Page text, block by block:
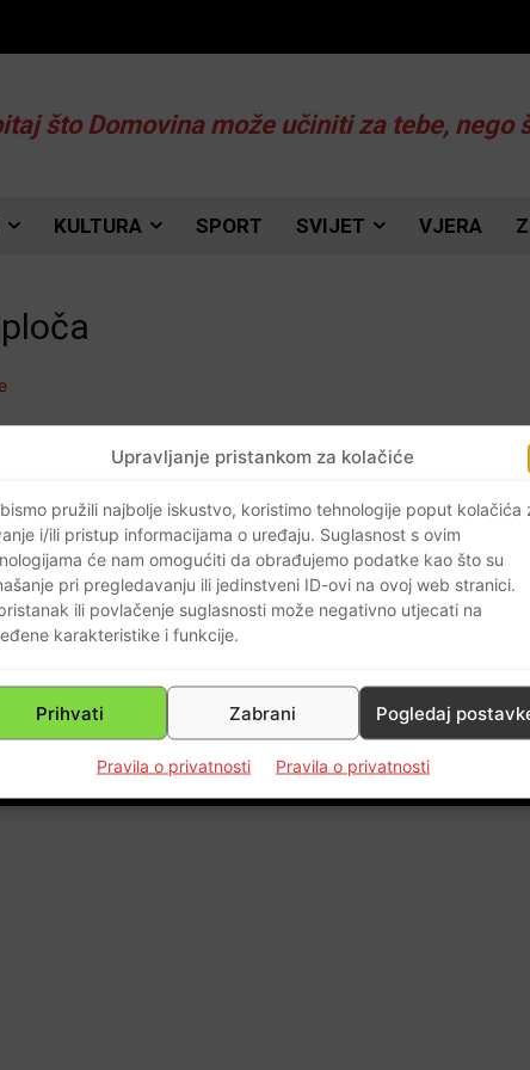
Upravljanje pristankom za kolačiće
pružili najbolje iskustvo, koristimo tehnologije poput kolačića
i/ili pristup informacijama o uređaju. Suglasnost s ovim
će nam omogućiti da obrađujemo podatke kao što su
pri pregledavanju ili jedinstveni ID-ovi na ovoj web stranici.
ili povlačenje suglasnosti može negativno utjecati na
karakteristike i funkcije.
Prihvati Zabrani Pogledaj
Pravila o privatnosti Pravila o privatnosti
što Domovina može učiniti za tebe, nego
KULTURA SPORT SVIJET VJERA